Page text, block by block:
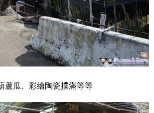
蘆瓜、彩繪陶瓷撲滿等等